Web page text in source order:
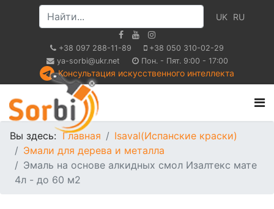
UK RU
+38 097 288-11-89
+38 050 310-02-29
ya-sorbi@ukr.net
Пон. - Пят. 9:00 - 17:00
Консультация искусственного интеллекта
Вы здесь:Главная
Isaval(Испанские краски)
Эмали для дерева и металла
Эмаль на основе алкидных смол Изалтекс мате
4л - до 60 м2